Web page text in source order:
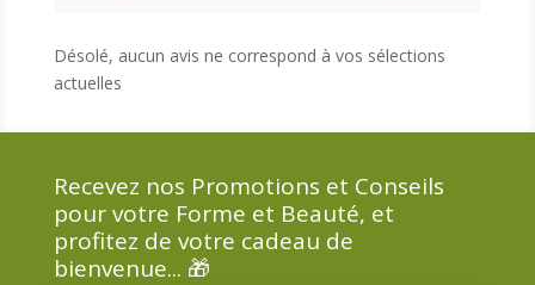
Désolé, aucun avis ne correspond à vos sélections
actuelles
Recevez nos Promotions et Conseils
pour votre Forme et Beauté, et
profitez de votre cadeau de
bienvenue... 🎁